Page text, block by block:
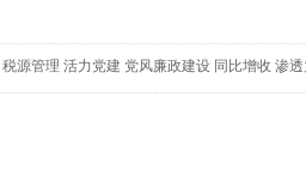
税源管理 活力党建 党风廉政建设 同比增收 渗